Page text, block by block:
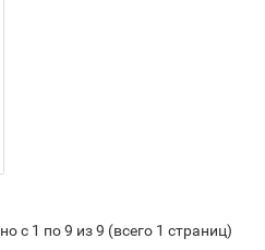
с 1 по 9 из 9 (всего 1 страниц)